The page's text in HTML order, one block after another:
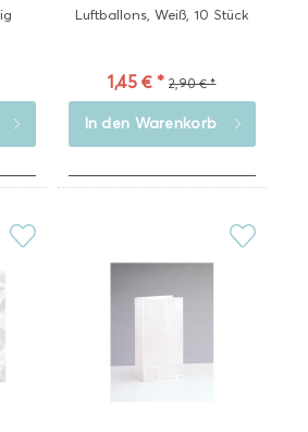
Luftballons, Weiß, 10 Stück
1,45 € * 2,90 € *
In den Warenkorb